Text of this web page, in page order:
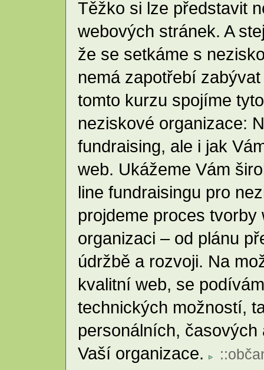
Těžko si lze představit
webových stránek. A
že se setkáme s
nemá zapotřebí
tomto kurzu spojíme
neziskové organizace:
fundraising, ale i jak
web. Ukážeme Vám
line fundraisingu pro
projdeme proces
organizaci – od plánu
údržbě a rozvoji. Na
kvalitní web, se
technických možností,
personálních,
Vaší organizace.
::